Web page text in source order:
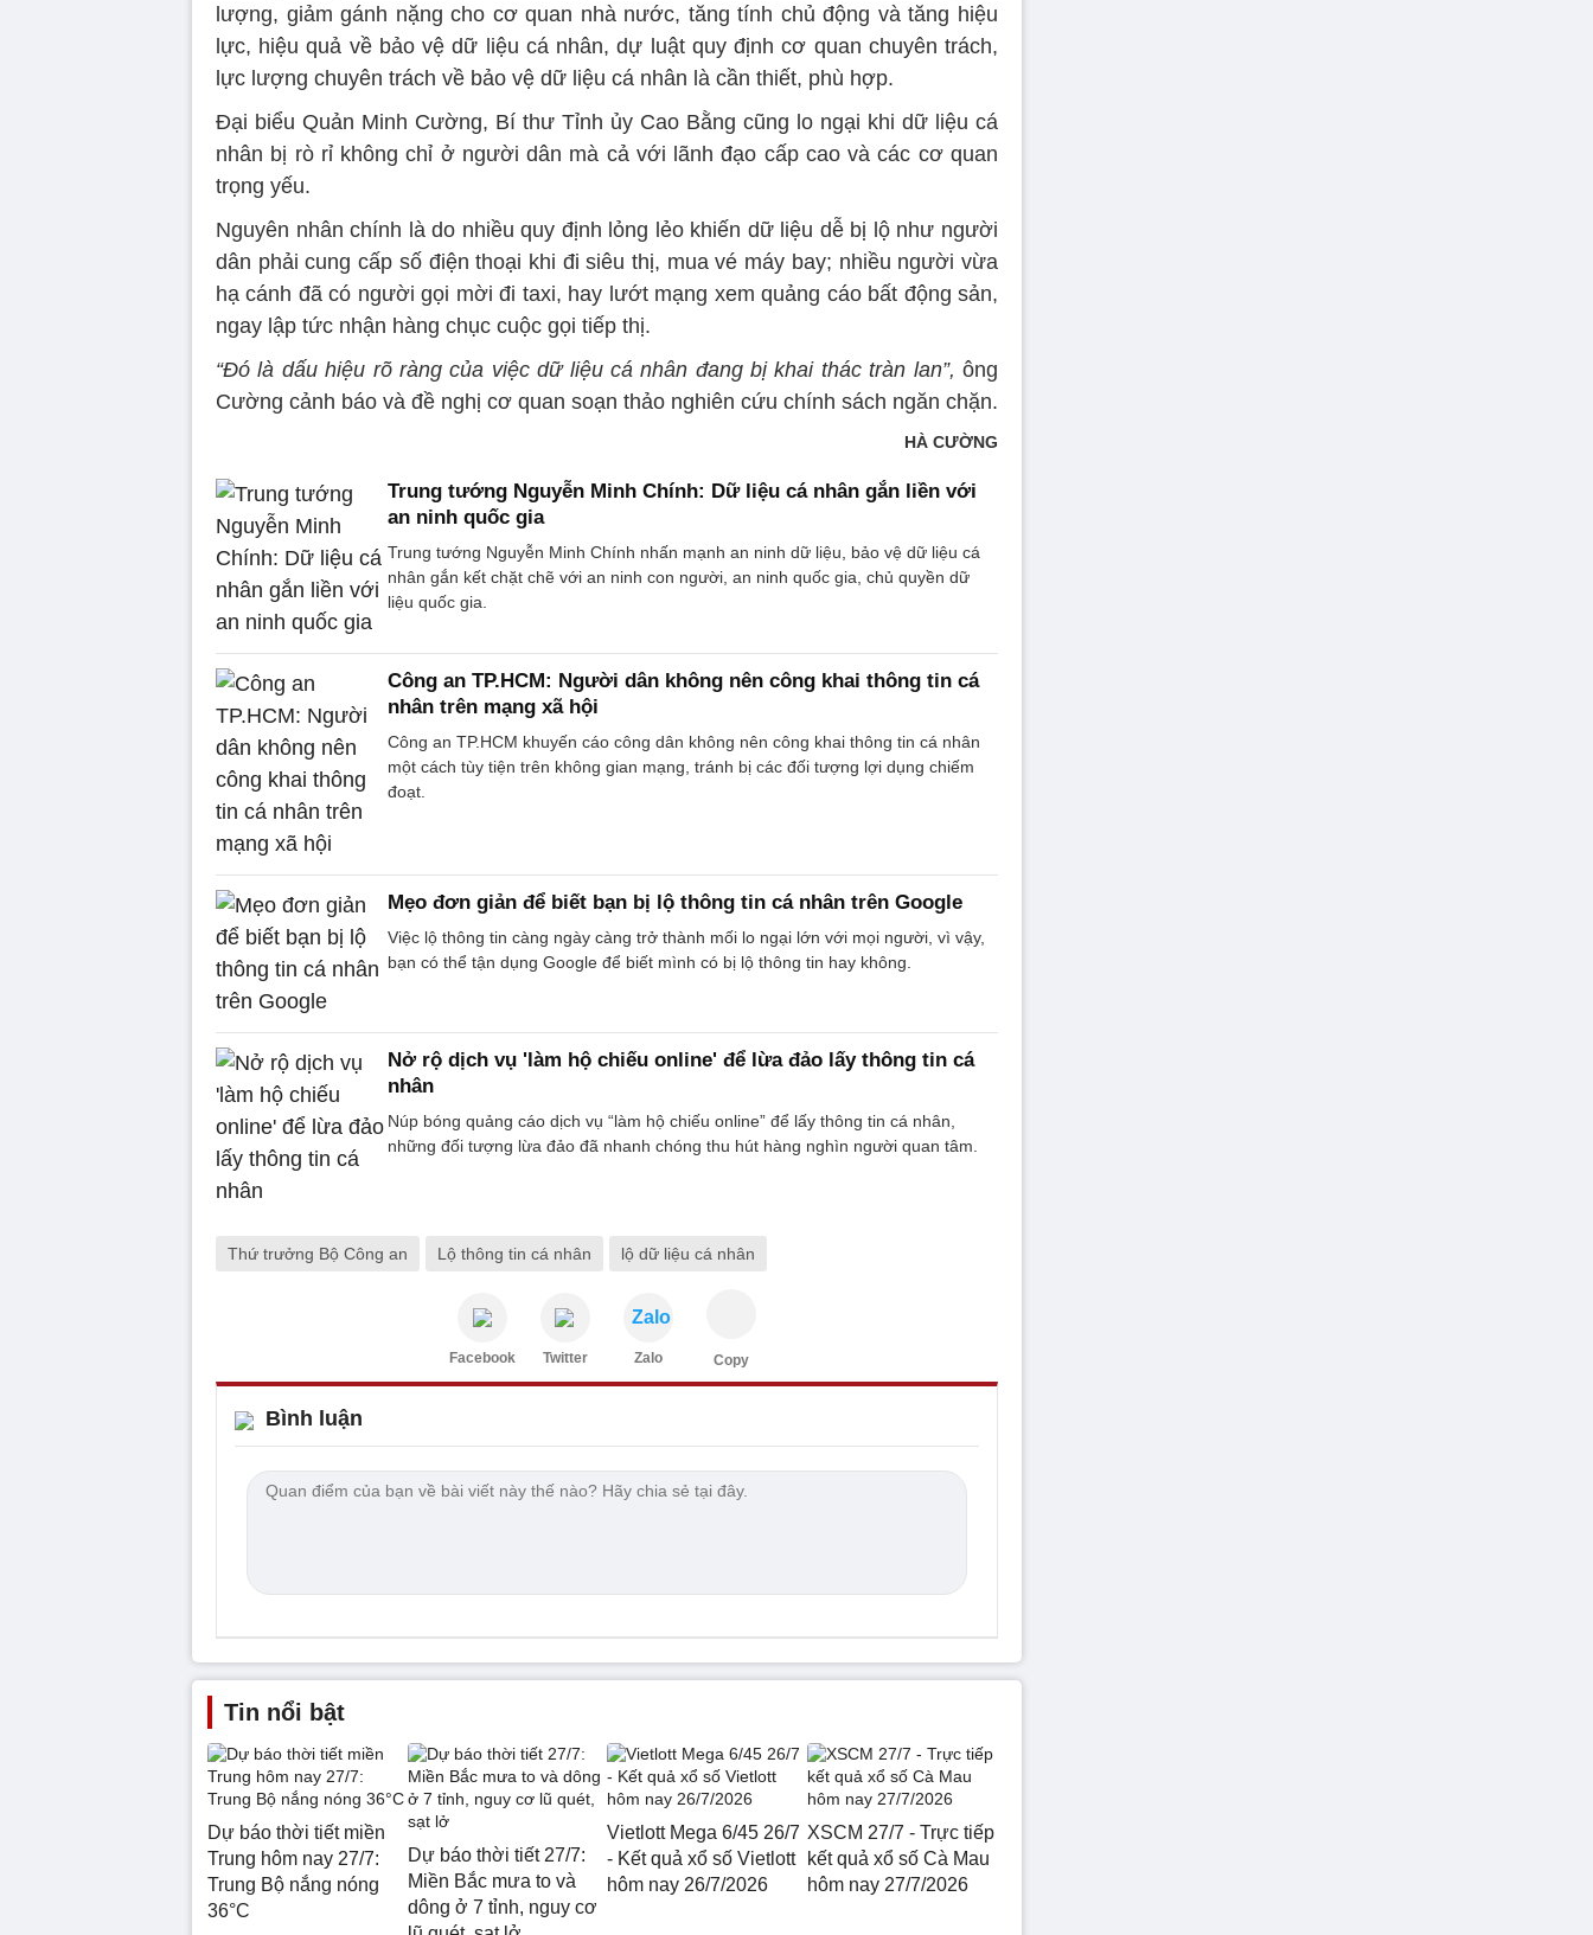
lượng, giảm gánh nặng cho cơ quan nhà nước, tăng tính chủ động và tăng hiệu
lực, hiệu quả về bảo vệ dữ liệu cá nhân, dự luật quy định cơ quan chuyên trách,
lực lượng chuyên trách về bảo vệ dữ liệu cá nhân là cần thiết, phù hợp.
Đại biểu Quản Minh Cường, Bí thư Tỉnh ủy Cao Bằng cũng lo ngại khi dữ liệu cá
nhân bị rò rỉ không chỉ ở người dân mà cả với lãnh đạo cấp cao và các cơ quan
trọng yếu.
Nguyên nhân chính là do nhiều quy định lỏng lẻo khiến dữ liệu dễ bị lộ như người
dân phải cung cấp số điện thoại khi đi siêu thị, mua vé máy bay; nhiều người vừa
hạ cánh đã có người gọi mời đi taxi, hay lướt mạng xem quảng cáo bất động sản,
ngay lập tức nhận hàng chục cuộc gọi tiếp thị.
“Đó là dấu hiệu rõ ràng của việc dữ liệu cá nhân đang bị khai thác tràn lan”, ông
Cường cảnh báo và đề nghị cơ quan soạn thảo nghiên cứu chính sách ngăn chặn.
HÀ CƯỜNG
Trung tướng Nguyễn Minh Chính: Dữ liệu cá nhân gắn liền với
an ninh quốc gia
Trung tướng Nguyễn Minh Chính nhấn mạnh an ninh dữ liệu, bảo vệ dữ liệu cá
nhân gắn kết chặt chẽ với an ninh con người, an ninh quốc gia, chủ quyền dữ
liệu quốc gia.
Công an TP.HCM: Người dân không nên công khai thông tin cá
nhân trên mạng xã hội
Công an TP.HCM khuyến cáo công dân không nên công khai thông tin cá nhân
một cách tùy tiện trên không gian mạng, tránh bị các đối tượng lợi dụng chiếm
đoạt.
Mẹo đơn giản để biết bạn bị lộ thông tin cá nhân trên Google
Việc lộ thông tin càng ngày càng trở thành mối lo ngại lớn với mọi người, vì vậy,
bạn có thể tận dụng Google để biết mình có bị lộ thông tin hay không.
Nở rộ dịch vụ 'làm hộ chiếu online' để lừa đảo lấy thông tin cá
nhân
Núp bóng quảng cáo dịch vụ “làm hộ chiếu online” để lấy thông tin cá nhân,
những đối tượng lừa đảo đã nhanh chóng thu hút hàng nghìn người quan tâm.
Thứ trưởng Bộ Công an Lộ thông tin cá nhân lộ dữ liệu cá nhân
Facebook Twitter
Zalo
Zalo Copy
Bình luận
Tin nổi bật
Dự báo thời tiết miền
Trung hôm nay 27/7:
Trung Bộ nắng nóng
36°C
Dự báo thời tiết 27/7:
Miền Bắc mưa to và
dông ở 7 tỉnh, nguy cơ
Vietlott Mega 6/45 26/7
- Kết quả xổ số Vietlott
hôm nay 26/7/2026
XSCM 27/7 - Trực tiếp
kết quả xổ số Cà Mau
hôm nay 27/7/2026